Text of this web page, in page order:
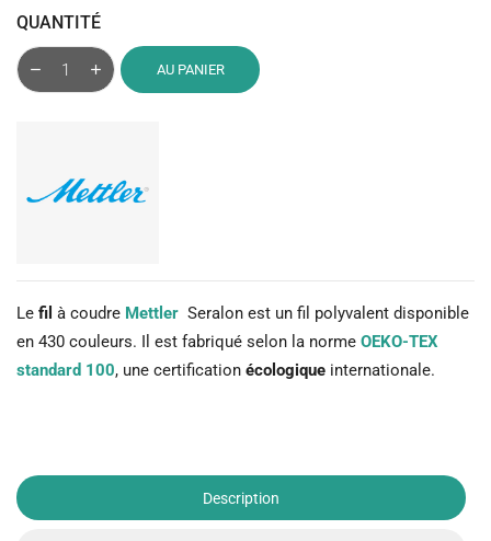
QUANTITÉ
AU PANIER
Le fil à coudre Mettler Seralon est un fil polyvalent disponible
en 430 couleurs. Il est fabriqué selon la norme OEKO-TEX
standard 100, une certification écologique internationale.
Description